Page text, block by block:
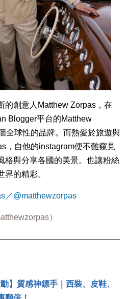
的創意人Matthew Zorpas，在
Blogger平台的Matthew
全球性的品牌。而熱愛於旅遊與
，自他的instagram便不難窺見
格與分享各國的美景。也讓粉絲
的精彩。
／@matthewzorpas
）
】質感神鏢手｜西裝、皮鞋、